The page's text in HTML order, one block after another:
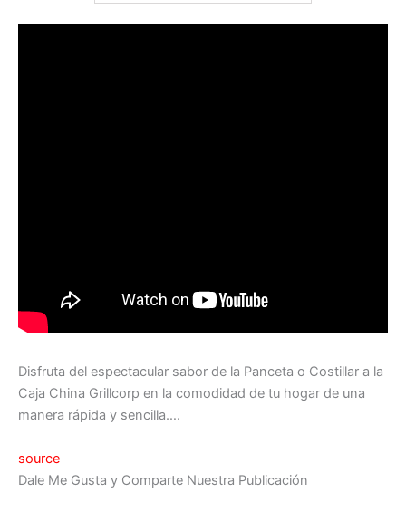
Disfruta del espectacular sabor de la Panceta o Costillar a la
Caja China Grillcorp en la comodidad de tu hogar de una
manera rápida y sencilla….
source
Dale Me Gusta y Comparte Nuestra Publicación